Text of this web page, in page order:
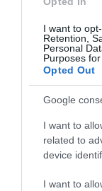
I want to
Retention,
Personal
Purposes
Opted Out
Google
I want to
related to
device
I want to
de compoziția